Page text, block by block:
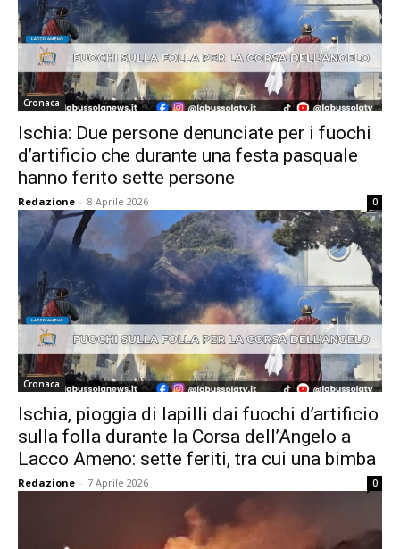
Cronaca
Ischia: Due persone denunciate per i fuochi
d’artificio che durante una festa pasquale
hanno ferito sette persone
Redazione - 8 Aprile 2026 0
Cronaca
Ischia, pioggia di lapilli dai fuochi d’artificio
sulla folla durante la Corsa dell’Angelo a
Lacco Ameno: sette feriti, tra cui una bimba
Redazione - 7 Aprile 2026 0